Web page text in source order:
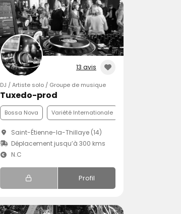
13 avis
DJ / Artiste solo / Groupe de musique
Tuxedo-prod
Bossa Nova Variété Internationale
Saint-Étienne-la-Thillaye (14)
Déplacement jusqu’à 300 kms
N.C
Profil